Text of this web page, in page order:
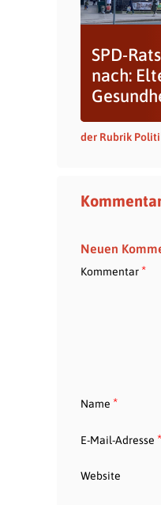
SPD-
nach:
der Rubrik
Neuen
Kommentar*
Name *
E-Mail-Adresse *
Website